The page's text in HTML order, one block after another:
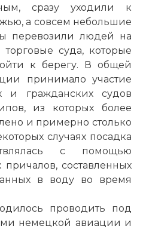
сразу уходили к
а совсем небольшие
перевозили людей на
суда, которые
к берегу. В общей
принимало участие
и гражданских судов
из которых более
и примерно столько
случаях посадка
с помощью
составленных
в воду во время
проводить под
немецкой авиации и